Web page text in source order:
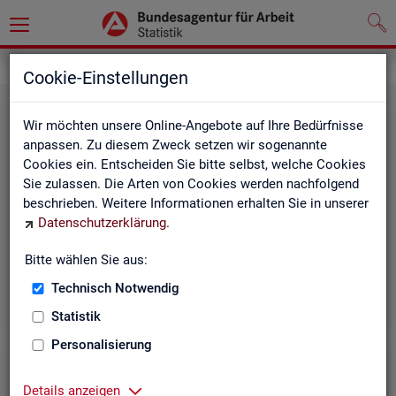
Cookie-Einstellungen
Wir möchten unsere Online-Angebote auf Ihre Bedürfnisse
anpassen. Zu diesem Zweck setzen wir sogenannte
Cookies ein. Entscheiden Sie bitte selbst, welche Cookies
Sie zulassen. Die Arten von Cookies werden nachfolgend
beschrieben. Weitere Informationen erhalten Sie in unserer
Datenschutzerklärung.
Bitte wählen Sie aus:
Technisch Notwendig
Statistik
Personalisierung
Details anzeigen
Ge­set­ze und Ver­ord­nun­gen
Die Gesetze und Verordnungen, die der Arbeit der
Statistik der BA zugrunde liegen, finden Sie hier.